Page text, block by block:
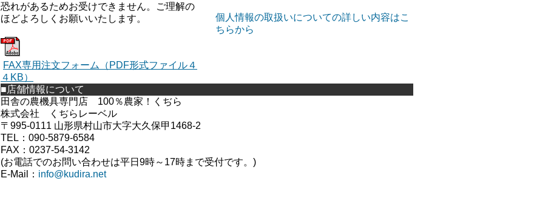
恐れがあるためお受けできません。ご理解の
ほどよろしくお願いいたします。
FAX専用注文フォーム（PDF形式ファイル４
４KB）
個人情報の取扱いについての詳しい内容はこ
ちらから
■店舗情報について
田舎の農機具専門店 100％農家！くぢら
株式会社 くぢらレーベル
〒995-0111 山形県村山市大字大久保甲1468-2
TEL：090-5879-6584
FAX：0237-54-3142
(お電話でのお問い合わせは平日9時～17時まで受付です。 )
E-Mail： info@kudira.net